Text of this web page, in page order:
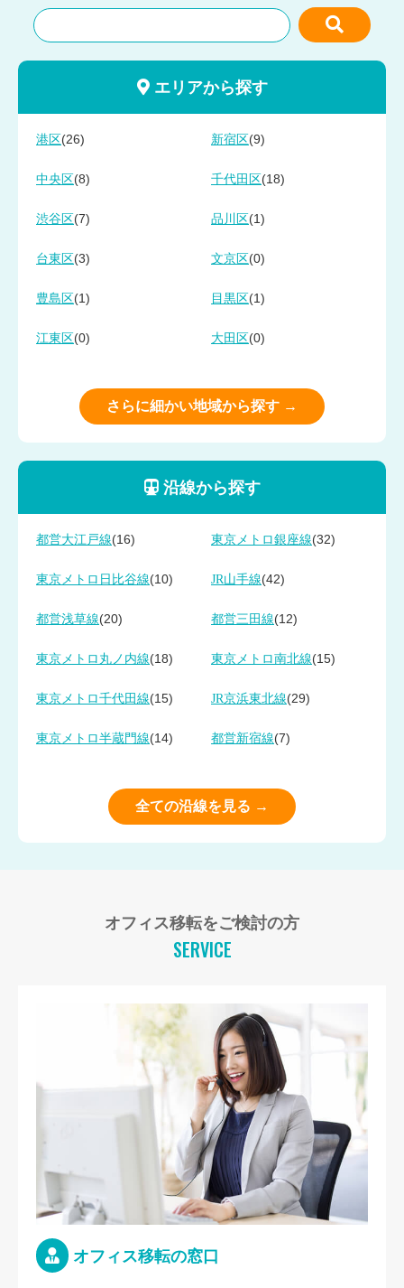
エリアから探す
港区 (26) 新宿区 (9)
中央区 (8) 千代田区 (18)
渋谷区 (7) 品川区 (1)
台東区 (3) 文京区 (0)
豊島区 (1) 目黒区 (1)
江東区 (0) 大田区 (0)
さらに細かい地域から探す →
沿線から探す
都営大江戸線(16) 東京メトロ銀座線(32)
東京メトロ日比谷線(10) JR山手線(42)
都営浅草線(20) 都営三田線(12)
東京メトロ丸ノ内線(18) 東京メトロ南北線(15)
東京メトロ千代田線(15) JR京浜東北線(29)
東京メトロ半蔵門線(14) 都営新宿線(7)
全ての沿線を見る →
オフィス移転をご検討の方
SERVICE
オフィス移転の窓口